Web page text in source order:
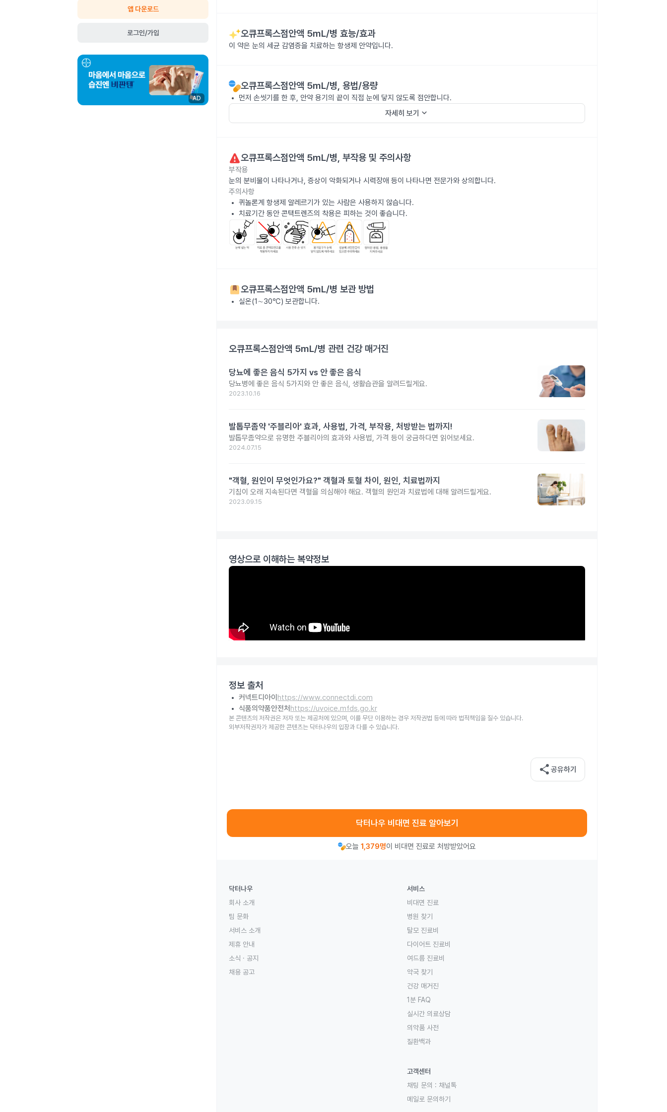
앱 다운로드
로그인/가입
AD
오큐프록스점안액 5mL/병 효능/효과
이 약은 눈의 세균 감염증을 치료하는 항생제 안약입니다.
오큐프록스점안액 5mL/병, 용법/용량
먼저 손씻기를 한 후, 안약 용기의 끝이 직접 눈에 닿지 않도록 점안합니다.
자세히 보기 keyboard_arrow_down
오큐프록스점안액 5mL/병, 부작용 및 주의사항
부작용
눈의 분비물이 나타나거나, 증상이 악화되거나 시력장애 등이 나타나면 전문가와 상의합니다.
주의사항
퀴놀론계 항생제 알레르기가 있는 사람은 사용하지 않습니다.
치료기간 동안 콘택트렌즈의 착용은 피하는 것이 좋습니다.
오큐프록스점안액 5mL/병 보관 방법
실온(1∼30℃) 보관합니다.
오큐프록스점안액 5mL/병 관련 건강 매거진
당뇨에 좋은 음식 5가지 vs 안 좋은 음식
당뇨병에 좋은 음식 5가지와 안 좋은 음식, 생활습관을 알려드릴게요.
2023.10.16
발톱무좀약 '주블리아' 효과, 사용법, 가격, 부작용, 처방받는 법까지!
발톱무좀약으로 유명한 주블리아의 효과와 사용법, 가격 등이 궁금하다면 읽어보세요.
2024.07.15
"객혈, 원인이 무엇인가요?" 객혈과 토혈 차이, 원인, 치료법까지
기침이 오래 지속된다면 객혈을 의심해야 해요. 객혈의 원인과 치료법에 대해 알려드릴게요.
2023.09.15
영상으로 이해하는 복약정보
정보 출처
커넥트디아이 https://www.connectdi.com
식품의약품안전처 https://uvoice.mfds.go.kr
본 콘텐츠의 저작권은 저자 또는 제공처에 있으며, 이를 무단 이용하는 경우 저작권법 등에 따라 법적책임을 질수 있습니다.
외부저작권자가 제공한 콘텐츠는 닥터나우의 입장과 다를 수 있습니다.
share 공유하기
닥터나우 비대면 진료 알아보기
오늘 1,379명이 비대면 진료로 처방받았어요
닥터나우
회사 소개
팀 문화
서비스 소개
제휴 안내
소식 · 공지
채용 공고
서비스
비대면 진료
병원 찾기
탈모 진료비
다이어트 진료비
여드름 진료비
약국 찾기
건강 매거진
1분 FAQ
실시간 의료상담
의약품 사전
질환백과
고객센터
채팅 문의 : 채널톡
메일로 문의하기